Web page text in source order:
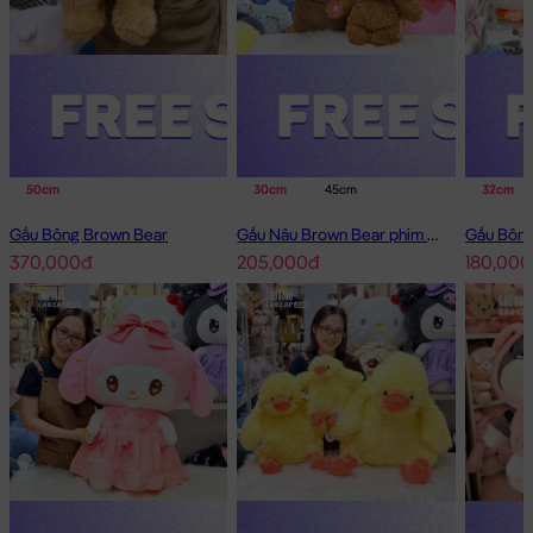
50cm
Gấu Bông Brown Bear
370,000đ
30cm 45cm
Gấu Nâu Brown Bear phim Minions
205,000đ
32cm